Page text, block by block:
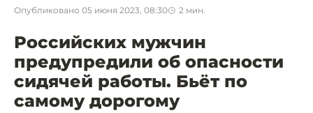
Опубликовано 05 июня 2023, 08:30 2 мин.
Российских мужчин
предупредили об опасности
сидячей работы. Бьёт по
самому дорогому